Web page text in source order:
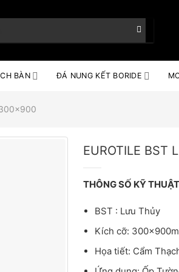
BÀN ĐÁ NUNG KẾT BORIDE
EUROTILE BST
THÔNG SỐ KỸ
BST : Lưu Thủy
Kích cỡ:
Họa tiết: Cẩm